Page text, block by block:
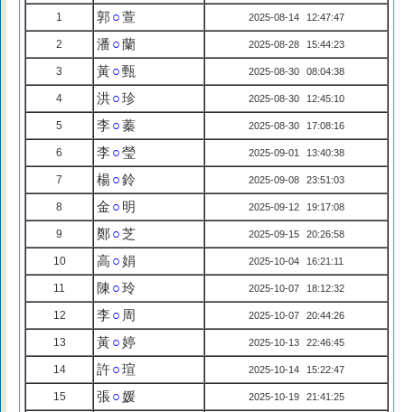
1 郭 ○萱 2025-08-14 12:47:47
2 潘 ○蘭 2025-08-28 15:44:23
3 黃○甄 2025-08-30 08:04:38
4 洪○珍 2025-08-30 12:45:10
5 李○蓁 2025-08-30 17:08:16
6 李○瑩 2025-09-01 13:40:38
7 楊○鈴 2025-09-08 23:51:03
8 金 ○ 明 2025-09-12 19:17:08
9 鄭○芝 2025-09-15 20:26:58
10 高 ○娟 2025-10-04 16:21:11
11 陳 ○玲 2025-10-07 18:12:32
12 李○ 周 2025-10-07 20:44:26
13 黃○婷 2025-10-13 22:46:45
14 許○瑄 2025-10-14 15:22:47
15 張○媛 2025-10-19 21:41:25